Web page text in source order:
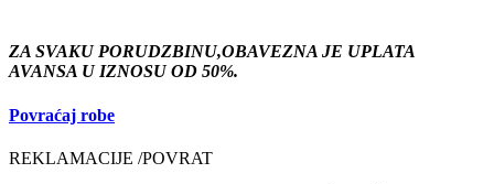
ZA SVAKU PORUDZBINU,OBAVEZNA JE UPLATA
AVANSA U IZNOSU OD 50%.
Povraćaj robe
REKLAMACIJE /POVRAT